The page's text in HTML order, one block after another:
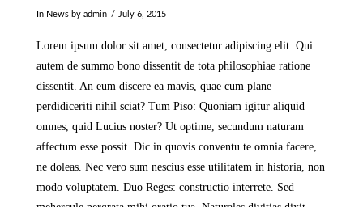
In Newsby admin July 6, 2015
Lorem ipsum dolor sit amet, consectetur adipiscing elit. Qui
autem de summo bono dissentit de tota philosophiae ratione
dissentit. An eum discere ea mavis, quae cum plane
perdidiceriti nihil sciat? Tum Piso: Quoniam igitur aliquid
omnes, quid Lucius noster? Ut optime, secundum naturam
affectum esse possit. Dic in quovis conventu te omnia facere,
ne doleas. Nec vero sum nescius esse utilitatem in historia, non
modo voluptatem. Duo Reges: constructio interrete. Sed